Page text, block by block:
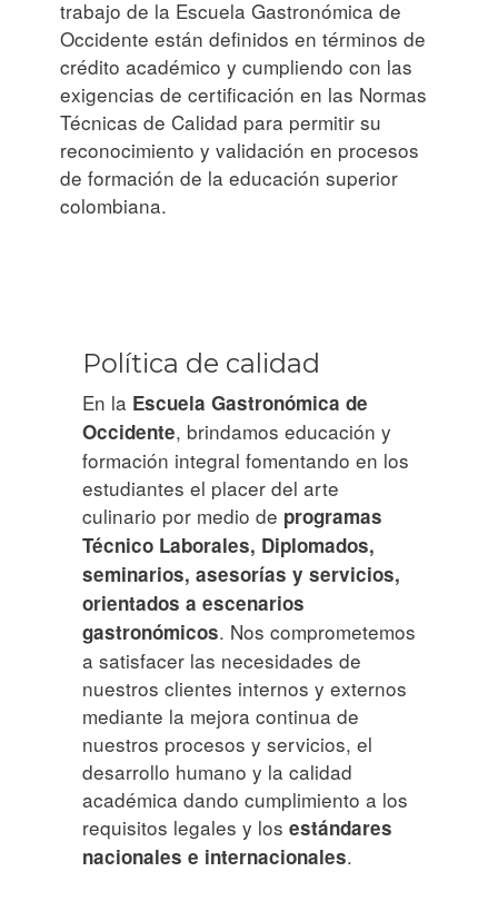
trabajo de la Escuela Gastronómica de
Occidente están definidos en términos de
crédito académico y cumpliendo con las
exigencias de certificación en las Normas
Técnicas de Calidad para permitir su
reconocimiento y validación en procesos
de formación de la educación superior
colombiana.
Política de calidad
En la Escuela Gastronómica de
Occidente, brindamos educación y
formación integral fomentando en los
estudiantes el placer del arte
culinario por medio de programas
Técnico Laborales, Diplomados,
seminarios, asesorías y servicios,
orientados a escenarios
gastronómicos. Nos comprometemos
a satisfacer las necesidades de
nuestros clientes internos y externos
mediante la mejora continua de
nuestros procesos y servicios, el
desarrollo humano y la calidad
académica dando cumplimiento a los
requisitos legales y los estándares
nacionales e internacionales.